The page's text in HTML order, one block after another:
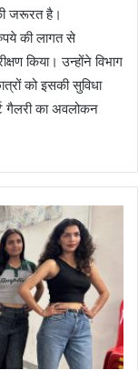
जरूरत है।
की लागत से
किया। उन्होंने विभाग
को इसकी सुविधा
गैलरी का अवलोकन